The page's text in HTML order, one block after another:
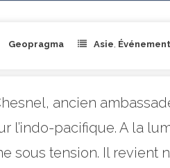
Geopragma Asie
ancien
l’indo-pacifique. A la
sous tension. Il revient